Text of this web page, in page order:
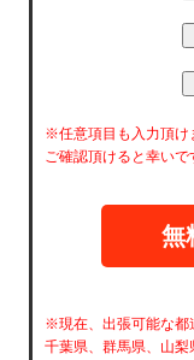
※任意項目も入力頂け
ご確認頂けると幸いで
※現在、出張可能な都
千葉県、群馬県、山